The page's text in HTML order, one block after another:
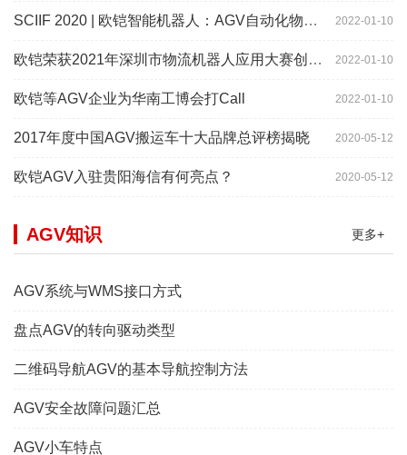
2022-01-10
SCIIF 2020 | 欧铠智能机器人：AGV自动化物流设备及系统
2022-01-10
欧铠荣获2021年深圳市物流机器人应用大赛创新项目奖
2022-01-10
欧铠等AGV企业为华南工博会打Call
2020-05-12
2017年度中国AGV搬运车十大品牌总评榜揭晓
2020-05-12
欧铠AGV入驻贵阳海信有何亮点？
更多+
AGV知识
AGV系统与WMS接口方式
盘点AGV的转向驱动类型
二维码导航AGV的基本导航控制方法
AGV安全故障问题汇总
AGV小车特点